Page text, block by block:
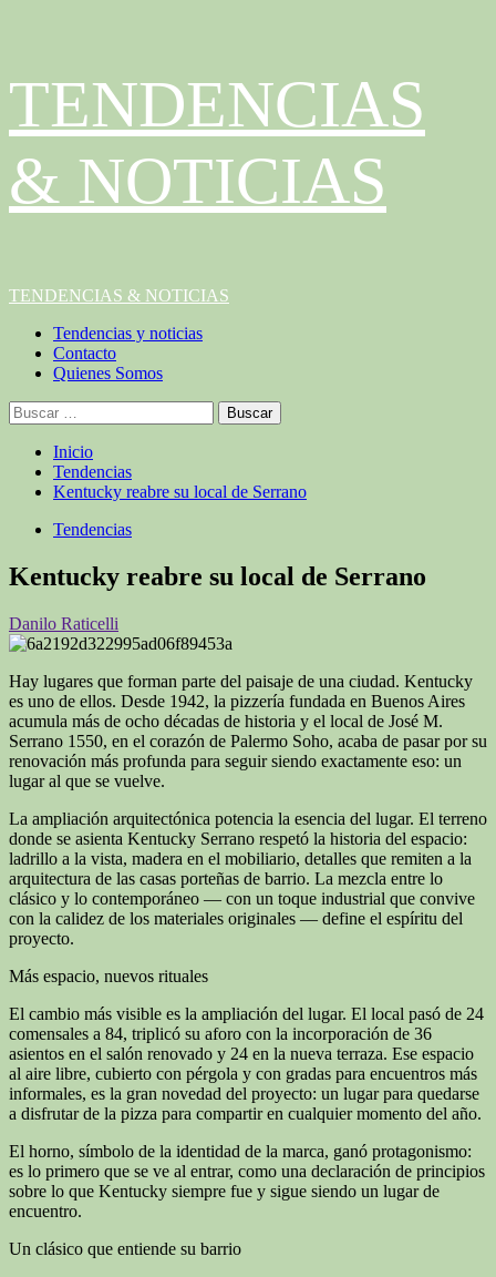
al
contenido
TENDENCIAS
& NOTICIAS
Menú
TENDENCIAS & NOTICIAS
Tendencias y noticias
Contacto
Quienes Somos
Buscar:
Inicio
Tendencias
Kentucky reabre su local de Serrano
Tendencias
Kentucky reabre su local de Serrano
Danilo Raticelli
Hay lugares que forman parte del paisaje de una ciudad. Kentucky
es uno de ellos. Desde 1942, la pizzería fundada en Buenos Aires
acumula más de ocho décadas de historia y el local de José M.
Serrano 1550, en el corazón de Palermo Soho, acaba de pasar por su
renovación más profunda para seguir siendo exactamente eso: un
lugar al que se vuelve.
La ampliación arquitectónica potencia la esencia del lugar. El terreno
donde se asienta Kentucky Serrano respetó la historia del espacio:
ladrillo a la vista, madera en el mobiliario, detalles que remiten a la
arquitectura de las casas porteñas de barrio. La mezcla entre lo
clásico y lo contemporáneo — con un toque industrial que convive
con la calidez de los materiales originales — define el espíritu del
proyecto.
Más espacio, nuevos rituales
El cambio más visible es la ampliación del lugar. El local pasó de 24
comensales a 84, triplicó su aforo con la incorporación de 36
asientos en el salón renovado y 24 en la nueva terraza. Ese espacio
al aire libre, cubierto con pérgola y con gradas para encuentros más
informales, es la gran novedad del proyecto: un lugar para quedarse
a disfrutar de la pizza para compartir en cualquier momento del año.
El horno, símbolo de la identidad de la marca, ganó protagonismo:
es lo primero que se ve al entrar, como una declaración de principios
sobre lo que Kentucky siempre fue y sigue siendo un lugar de
encuentro.
Un clásico que entiende su barrio